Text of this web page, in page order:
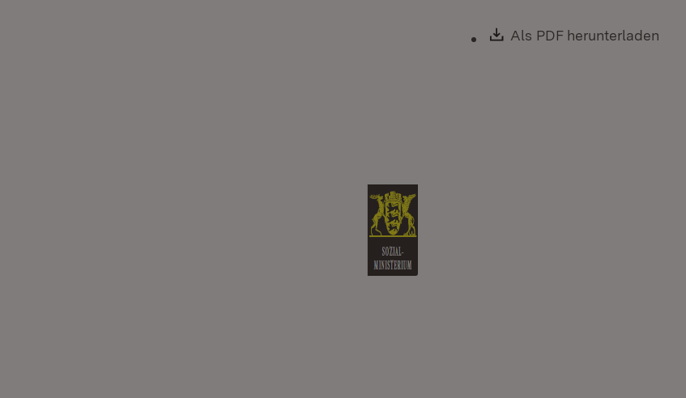
Download:
Als PDF herunterladen